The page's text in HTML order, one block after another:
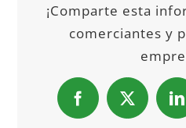
¡Comparte esta
comerciantes y
Facebook
X